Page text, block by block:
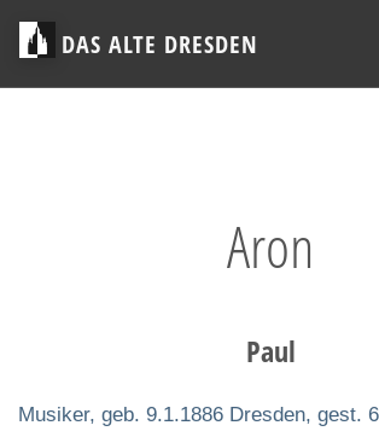
DAS ALTE DRESDEN
Aron
Paul
Musiker, geb. 9.1.1886 Dresden, gest.